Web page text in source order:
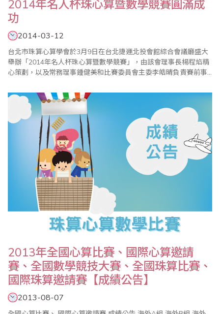
2014年名人杯珠心算暨數學競賽圓滿成
功
2014-03-12
台北市珠算心算學會於3月9日在台北捷運北投會館綜合會議廳盛大
舉辦「2014年名人杯珠心算暨數學競賽」，由該會理事長楊程焰精
心策劃，以及常務理事鍾健美和比賽委員會主委李皓晴負責賽前事
比賽也運用QRcode結合FB粉絲專頁，線上即時傳遞比賽訊息，有
2013年全國心算比賽、國際心算邀請
賽、全國數學競技大賽、全國珠算比賽、
國際珠算邀請賽【成績公告】
2013-08-07